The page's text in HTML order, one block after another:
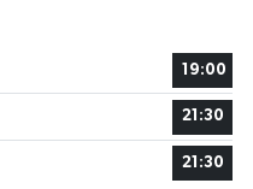
19:00
21:30
21:30